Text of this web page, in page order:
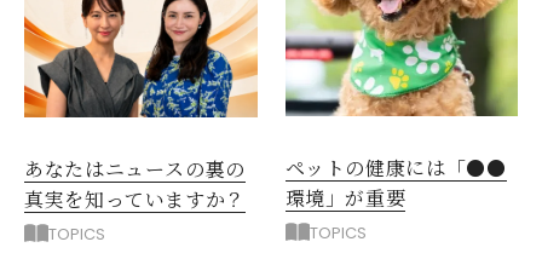
あなたはニュースの裏の
真実を知っていますか？
TOPICS
ペットの健康には「●●
環境」が重要
TOPICS